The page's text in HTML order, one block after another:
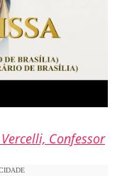
Confessor